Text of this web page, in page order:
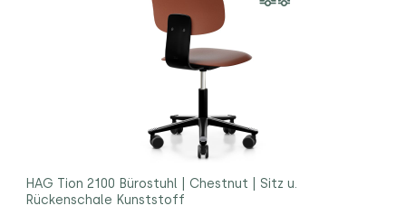
HAG Tion 2100 Bürostuhl | Chestnut | Sitz u.
Rückenschale Kunststoff